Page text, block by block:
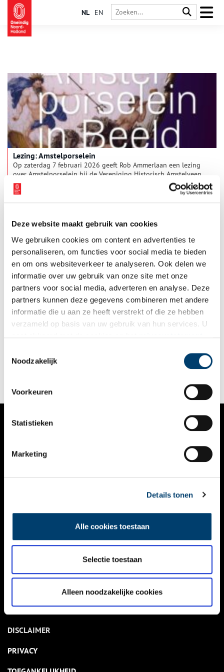
Deze website maakt gebruik van cookies
We gebruiken cookies om content en advertenties te
personaliseren, om functies voor social media te bieden
en om ons websiteverkeer te analyseren. Ook delen we
informatie over uw gebruik van onze site met onze
partners voor social media, adverteren en analyse. Deze
partners kunnen deze gegevens combineren met andere
informatie die u aan ze heeft verstrekt of die ze hebben
verzameld op basis van uw gebruik van hun services. U
Noodzakelijk
Voorkeuren
Statistieken
Marketing
Details tonen
Alle cookies toestaan
Selectie toestaan
Alleen noodzakelijke cookies
NL EN
Lezing: Amstelporselein
Op zaterdag 7 februari 2026 geeft Rob Ammerlaan een lezing
over Amstelporselein bij de Vereniging Historisch Amstelveen.
Rob geldt als een kenner van dit bijzondere porselein en is de
auteur van het recent verschenen boek ‘Amstelporselein in
beeld, Ouder-Amstel 1784-1809, Nieuwer-Amstel 1809-1814’.
Amstelveen viert 80 jaar bevrijding
Dit jaar is het 80 jaar geleden dat de Tweede Wereldoorlog
(1940-1945) ten einde kwam en sindsdien vieren we onze
de bezetting’) bij dit belangrijke jubileum stilstaan met een
mooie expositie en een aantal boeiende lezingen.
NIEUWS
KALENDER
ACTIVITEITEN
NIEUWSBRIEF
DISCLAIMER
PRIVACY